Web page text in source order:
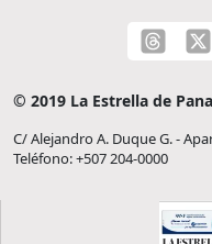
© 2019 La Estrella de
C/ Alejandro A. Duque G. -
Teléfono: +507 204-0000